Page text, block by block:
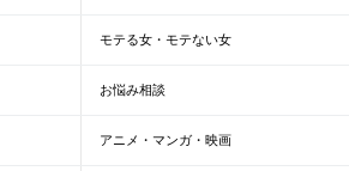
モテる女・モテない女
お悩み相談
アニメ・マンガ・映画